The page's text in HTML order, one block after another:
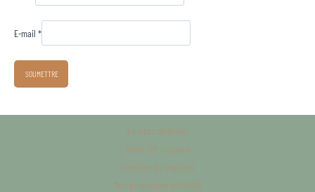
E-mail *
À propos de l’atelier
Atelier DIY macramé
Entretien du macramé
Mon programme de fidélité